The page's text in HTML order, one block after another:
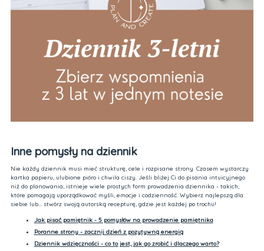
Inne pomysły na dziennik
Nie każdy dziennik musi mieć strukturę, cele i rozpisane strony. Czasem wystarczy
kartka papieru, ulubione pióro i chwila ciszy. Jeśli bliżej Ci do pisania intuicyjnego
niż do planowania, istnieje wiele prostych form prowadzenia dziennika - takich,
które pomagają uporządkować myśli, emocje i codzienność. Wybierz najlepszą dla
siebie lub... stwórz swoją autorską recepturę, gdzie jest każdej po trochu!
Jak pisać pamiętnik - 5 pomysłów na prowadzenie pamiętnika
Poranne strony - zacznij dzień z pozytywną energią
Dziennik wdzięczności - co to jest, jak go zrobić i dlaczego warto?